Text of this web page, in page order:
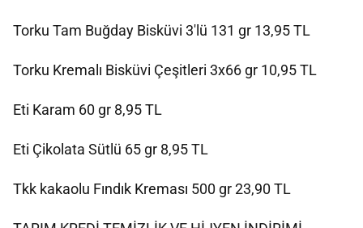
Torku Tam Buğday Bisküvi 3'lü 131 gr 13,95 TL
Torku Kremalı Bisküvi Çeşitleri 3x66 gr 10,95 TL
Eti Karam 60 gr 8,95 TL
Eti Çikolata Sütlü 65 gr 8,95 TL
Tkk kakaolu Fındık Kreması 500 gr 23,90 TL